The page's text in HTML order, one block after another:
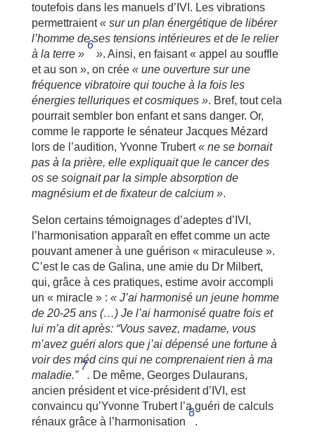
toutefois dans les manuels d’IVI. Les vibrations
permettraient« sur un plan énergétique de libérer
l’homme de ses tensions intérieures et de le relier
à la terre »
6
». Ainsi, en faisant « appel au souffle
et au son », on crée « une ouverture sur une
fréquence vibratoire qui touche à la fois les
énergies telluriques et cosmiques ». Bref, tout cela
pourrait sembler bon enfant et sans danger. Or,
comme le rapporte le sénateur Jacques Mézard
lors de l’audition, Yvonne Trubert« ne se bornait
pas à la prière, elle expliquait que le cancer des
os se soignait par la simple absorption de
magnésium et de fixateur de calcium ».
Selon certains témoignages d’adeptes d’IVI,
l’harmonisation apparaît en effet comme un acte
pouvant amener à une guérison « miraculeuse ».
C’est le cas de Galina, une amie du Dr Milbert,
qui, grâce à ces pratiques, estime avoir accompli
un « miracle » : « J’ai harmonisé un jeune homme
de 20-25 ans (…) Je l’ai harmonisé quatre fois et
lui m’a dit après: “Vous savez, madame, vous
m’avez guéri alors que j’ai dépensé une fortune à
voir des méd cins qui ne comprenaient rien à ma
maladie.”
7
. De même, Georges Dulaurans,
ancien président et vice-président d’IVI, est
convaincu qu’Yvonne Trubert l’a guéri de calculs
rénaux grâce à l’harmonisation
8
.